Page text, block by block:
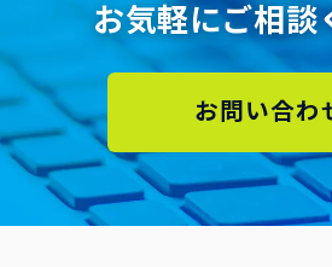
お気軽にご相談
お問い合わ